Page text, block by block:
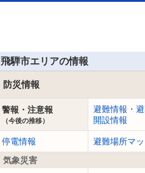
飛騨市エリアの情報
防災情報
警報・注意報
（今後の推移）
避難情報・
開設情報
停電情報
避難場所マ
気象災害